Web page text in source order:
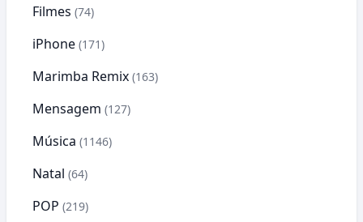
Filmes (74)
iPhone (171)
Marimba Remix (163)
Mensagem (127)
Música (1146)
Natal (64)
POP (219)